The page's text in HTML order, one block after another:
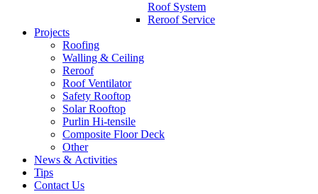
Roof System
Reroof Service
Projects
Roofing
Walling & Ceiling
Reroof
Roof Ventilator
Safety Rooftop
Solar Rooftop
Purlin Hi-tensile
Composite Floor Deck
Other
News & Activities
Tips
Contact Us